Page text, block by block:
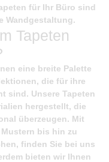
für Ihr Büro sind
Wandgestaltung.
Tapeten
eine breite Palette
die für ihre
sind. Unsere Tapeten
hergestellt, die
überzeugen. Mit
bis hin zu
finden Sie bei uns
bieten wir Ihnen